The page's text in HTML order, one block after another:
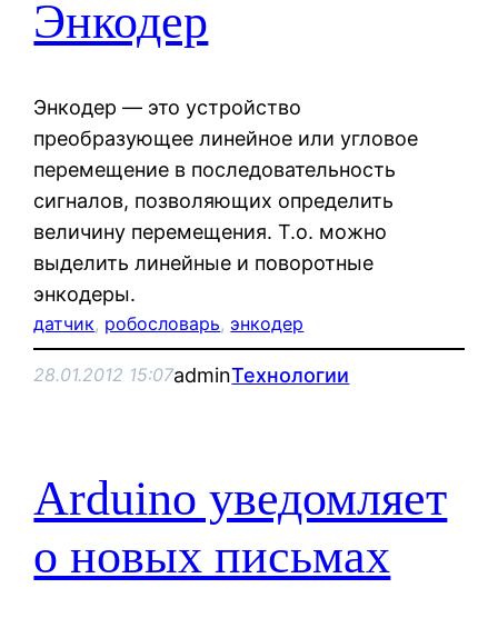
Энкодер
Энкодер — это устройство
преобразующее линейное или угловое
перемещение в последовательность
сигналов, позволяющих определить
величину перемещения. Т.о. можно
выделить линейные и поворотные
энкодеры.
датчик, робословарь, энкодер
28.01.2012 15:07adminТехнологии
Arduino уведомляет
о новых письмах